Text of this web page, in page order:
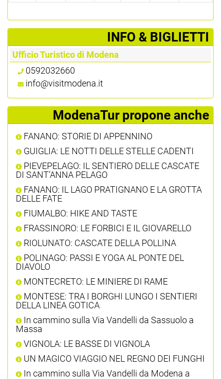
­INFO & BIGLIETTI
Ufficio Turistico di Modena
0592032660
info@visitmodena.it
ModenaTur propone anche
FANANO: STORIE DI APPENNINO
GUIGLIA: LE NOTTI DELLE STELLE CADENTI
PIEVEPELAGO: IL SENTIERO DELLE CASCATE
DI SANT’ANNA PELAGO
FANANO: IL LAGO PRATIGNANO E LA GROTTA
DELLE FATE
FIUMALBO: HIKE AND TASTE
FRASSINORO: LE FORBICI E IL GIOVARELLO
RIOLUNATO: CASCATE DELLA POLLINA
POLINAGO: PASSI E YOGA AL PONTE DEL
DIAVOLO
MONTECRETO: LE MINIERE DI RAME
MONTESE: TRA I BORGHI LUNGO I SENTIERI
DELLA LINEA GOTICA
In cammino sulla Via Vandelli da Sassuolo a
Massa
VIGNOLA: LE BASSE DI VIGNOLA
UN MAGICO VIAGGIO NEL REGNO DEI FUNGHI
In cammino sulla Via Vandelli da Modena a